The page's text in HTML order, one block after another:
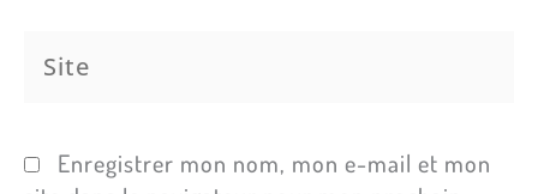
Enregistrer mon nom, mon e-mail et mon